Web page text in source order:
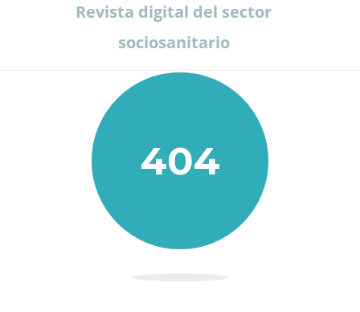
Revista digital del sector
sociosanitario
404